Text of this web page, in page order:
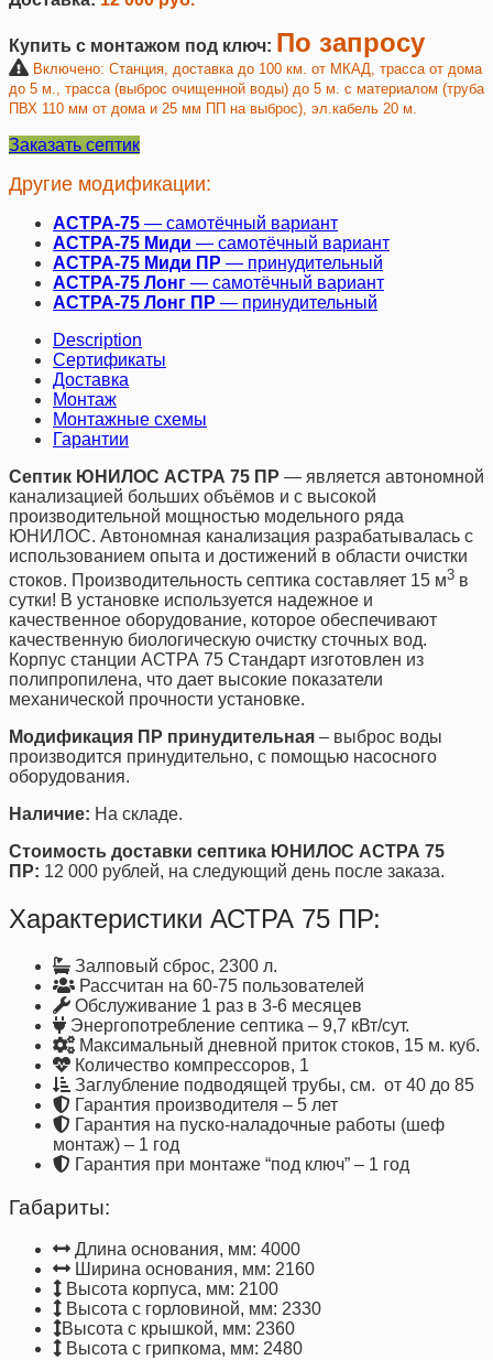
Купить с монтажом под ключ: По запросу
Включено: Станция, доставка до 100 км. от МКАД, трасса от дома
до 5 м., трасса (выброс очищенной воды) до 5 м. с материалом (труба
ПВХ 110 мм от дома и 25 мм ПП на выброс), эл.кабель 20 м.
Заказать септик
Другие модификации:
АСТРА-75 — самотёчный вариант
АСТРА-75 Миди — самотёчный вариант
АСТРА-75 Миди ПР — принудительный
АСТРА-75 Лонг — самотёчный вариант
АСТРА-75 Лонг ПР — принудительный
Description
Сертификаты
Доставка
Монтаж
Монтажные схемы
Гарантии
Септик ЮНИЛОС АСТРА 75 ПР — является автономной
канализацией больших объёмов и с высокой
производительной мощностью модельного ряда
ЮНИЛОС. Автономная канализация разрабатывалась с
использованием опыта и достижений в области очистки
стоков. Производительность септика составляет 15 м3 в
сутки! В установке используется надежное и
качественное оборудование, которое обеспечивают
качественную биологическую очистку сточных вод.
Корпус станции АСТРА 75 Стандарт изготовлен из
полипропилена, что дает высокие показатели
механической прочности установке.
Модификация ПР принудительная – выброс воды
производится принудительно, с помощью насосного
оборудования.
Наличие: На складе.
Стоимость доставки септика ЮНИЛОС АСТРА 75
ПР: 12 000 рублей, на следующий день после заказа.
Характеристики АСТРА 75 ПР:
Залповый сброс, 2300 л.
Рассчитан на 60-75 пользователей
Обслуживание 1 раз в 3-6 месяцев
Энергопотребление септика – 9,7 кВт/сут.
Максимальный дневной приток стоков, 15 м. куб.
Количество компрессоров, 1
Заглубление подводящей трубы, см. от 40 до 85
Гарантия производителя – 5 лет
Гарантия на пуско-наладочные работы (шеф
монтаж) – 1 год
Гарантия при монтаже “под ключ” – 1 год
Габариты:
Длина основания, мм: 4000
Ширина основания, мм: 2160
Высота корпуса, мм: 2100
Высота с горловиной, мм: 2330
Высота с крышкой, мм: 2360
Высота с грипкома, мм: 2480